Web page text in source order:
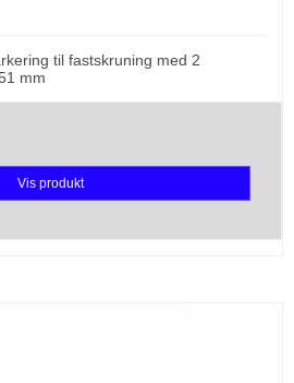
til fastskruning med 2
mm
Vis produkt